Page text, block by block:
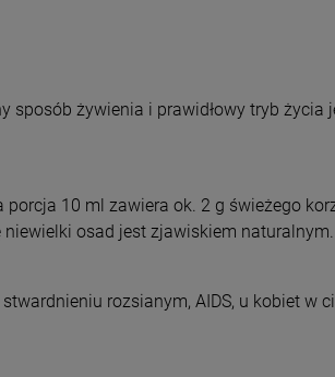
sposób żywienia i prawidłowy tryb życia
10 ml zawiera ok. 2 g świeżego
osad jest zjawiskiem naturalnym.
rozsianym, AIDS, u kobiet w